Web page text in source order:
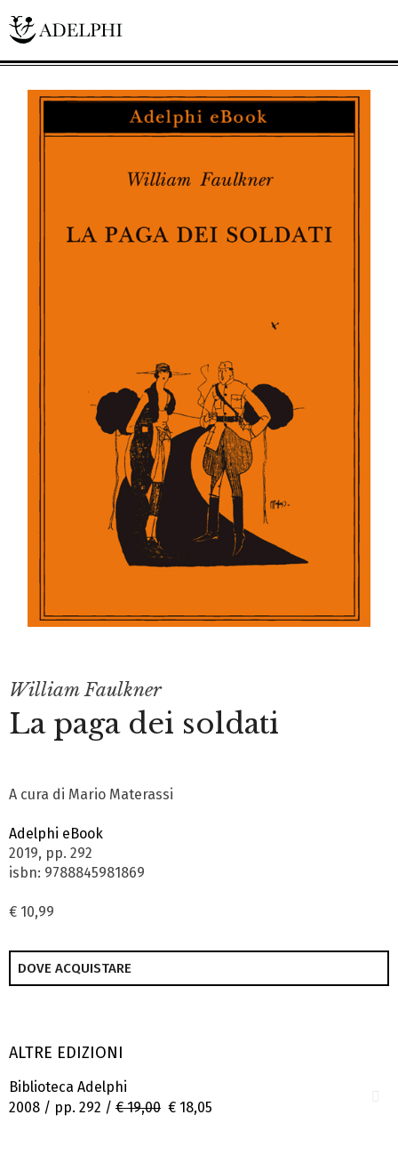
William Faulkner
La paga dei soldati
A cura di Mario Materassi
Adelphi eBook
2019, pp. 292
isbn: 9788845981869
€ 10,99
DOVE ACQUISTARE
ALTRE EDIZIONI
Biblioteca Adelphi
2008 / pp. 292 / € 19,00 € 18,05